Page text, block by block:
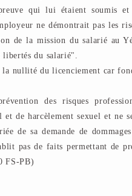
qui lui étaient soumis
ne démontrait pas les
de la mission du salarié au
libertés du salarié".
nullité du licenciement car
des risques
et de harcèlement sexuel et ne
de sa demande de
pas de faits permettant de
FS-PB)